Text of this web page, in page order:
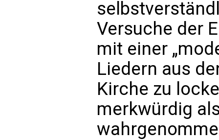
Versuche der
mit einer
Liedern aus
Kirche zu
merkwürdig